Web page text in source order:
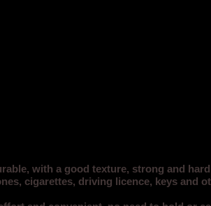
with a good texture, strong and
cigarettes, driving licence, keys and